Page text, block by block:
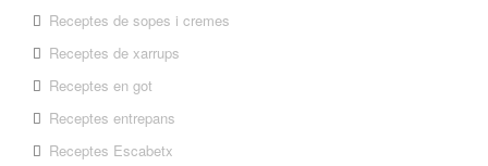
Receptes de sopes i cremes
Receptes de xarrups
Receptes en got
Receptes entrepans
Receptes Escabetx